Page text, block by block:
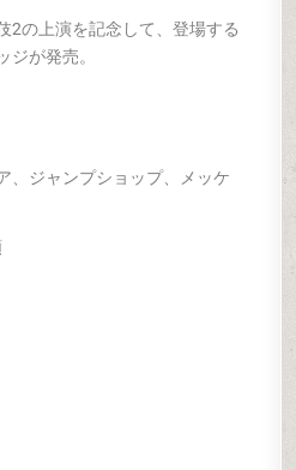
2の上演を記念して、登場する
ジが発売。
、ジャンプショップ、メッケ